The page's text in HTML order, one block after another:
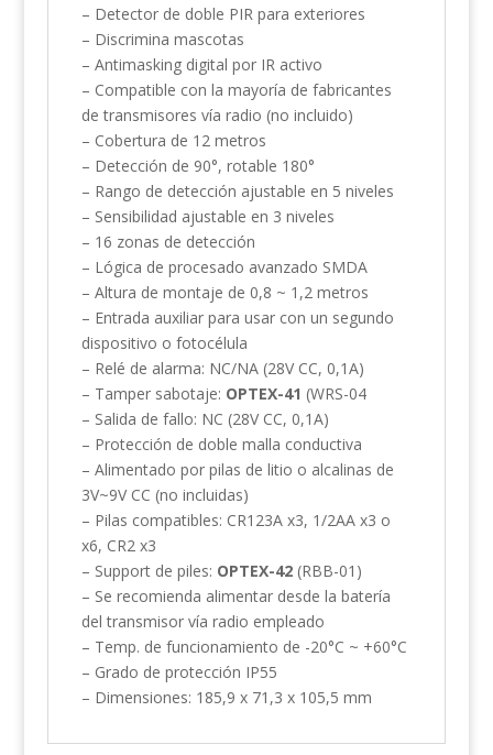
– Detector de doble PIR para exteriores
– Discrimina mascotas
– Antimasking digital por IR activo
– Compatible con la mayoría de fabricantes
de transmisores vía radio (no incluido)
– Cobertura de 12 metros
– Detección de 90°, rotable 180°
– Rango de detección ajustable en 5 niveles
– Sensibilidad ajustable en 3 niveles
– 16 zonas de detección
– Lógica de procesado avanzado SMDA
– Altura de montaje de 0,8 ~ 1,2 metros
– Entrada auxiliar para usar con un segundo
dispositivo o fotocélula
– Relé de alarma: NC/NA (28V CC, 0,1A)
– Tamper sabotaje: OPTEX-41 (WRS-04
– Salida de fallo: NC (28V CC, 0,1A)
– Protección de doble malla conductiva
– Alimentado por pilas de litio o alcalinas de
3V~9V CC (no incluidas)
– Pilas compatibles: CR123A x3, 1/2AA x3 o
x6, CR2 x3
– Support de piles: OPTEX-42(RBB-01)
– Se recomienda alimentar desde la batería
del transmisor vía radio empleado
– Temp. de funcionamiento de -20°C ~ +60°C
– Grado de protección IP55
– Dimensiones: 185,9 x 71,3 x 105,5 mm